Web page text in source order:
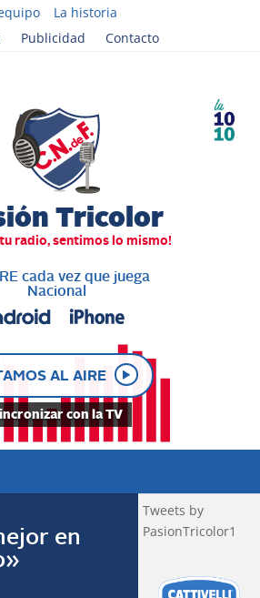
La historia
Publicidad Contacto
cada vez que juega
Nacional
AL AIRE
con la TV
en
Tweets by
PasionTricolor1